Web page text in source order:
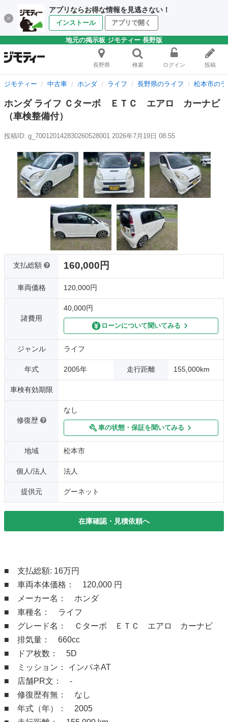
アプリならお得な情報を見逃さない！
インストール アプリで開く
地元の掲示板 ジモティー 長野版
長野県 検索 ログイン 投稿
ジモティー 中古車 ホンダ ライフ 長野県のライフ 松本市の
ホンダ ライフ Ｃターボ ＥＴＣ エアロ カーナビ
（車検整備付）
投稿ID: g_700120142830260528001 2026年7月19日 08:55
支払総額 160,000円
車両価格 120,000円
諸費用
40,000円
ローンについて聞いてみる
ジャンル ライフ
年式 2005年 走行距離 155,000km
車検有効期限
修復歴
なし
車の状態・保証を聞いてみる
地域 松本市
個人/法人 法人
提供元 グーネット
在庫確認・見積依頼へ
■ 支払総額: 16万円
■ 車両本体価格： 120,000 円
■ メーカー名： ホンダ
■ 車種名： ライフ
■ グレード名： Ｃターボ ＥＴＣ エアロ カーナビ
■ 排気量： 660cc
■ ドア枚数： 5D
■ ミッション： インパネAT
■ 店舗PR文： -
■ 修復歴有無： なし
■ 年式（年）： 2005